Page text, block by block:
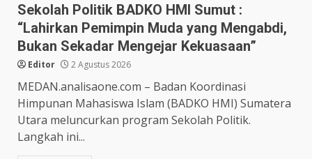
Sekolah Politik BADKO HMI Sumut :
“Lahirkan Pemimpin Muda yang Mengabdi,
Bukan Sekadar Mengejar Kekuasaan”
Editor 2 Agustus 2026
MEDAN.analisaone.com – Badan Koordinasi
Himpunan Mahasiswa Islam (BADKO HMI) Sumatera
Utara meluncurkan program Sekolah Politik.
Langkah ini...